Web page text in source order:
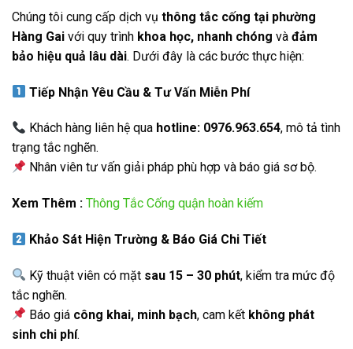
Chúng tôi cung cấp dịch vụ thông tắc cống tại phường
Hàng Gai với quy trình khoa học, nhanh chóng và đảm
bảo hiệu quả lâu dài. Dưới đây là các bước thực hiện:
Tiếp Nhận Yêu Cầu & Tư Vấn Miễn Phí
Khách hàng liên hệ qua hotline: 0976.963.654, mô tả tình
trạng tắc nghẽn.
Nhân viên tư vấn giải pháp phù hợp và báo giá sơ bộ.
Xem Thêm : Thông Tắc Cống quận hoàn kiếm
Khảo Sát Hiện Trường & Báo Giá Chi Tiết
Kỹ thuật viên có mặt sau 15 – 30 phút, kiểm tra mức độ
tắc nghẽn.
Báo giá công khai, minh bạch, cam kết không phát
sinh chi phí.